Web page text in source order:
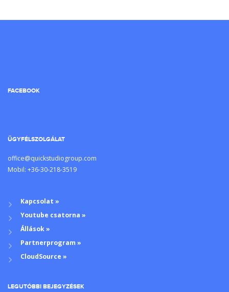
FACEBOOK
ÜGYFÉLSZOLGÁLAT
office@quickstudiogroup.com
Mobil: +36-30-218-3519
Kapcsolat »
Youtube csatorna »
Állások »
Partnerprogram »
CloudSource »
LEGUTÓBBI BEJEGYZÉSEK